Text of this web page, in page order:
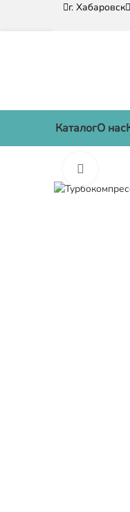
г. Хабаровск
КаталогО нас